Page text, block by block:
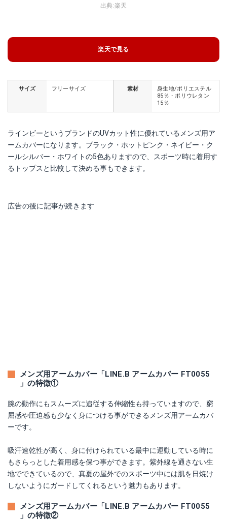
出典:楽天
楽天で見る
サイズ フリーサイズ 素材
身生地/ポリエステル
85％・ポリウレタン
15％
ラインビーというブランドのUVカット性に優れているメンズ用ア
ームカバーになります。ブラック・ホットピンク・ネイビー・ク
ールシルバー・ホワイトの5色ありますので、スポーツ時に着用す
るトップスと比較して決める事もできます。
広告の後に記事が続きます
メンズ用アームカバー「LINE.B アームカバー FT0055
」の特徴①
腕の動作にもスムーズに追従する伸縮性も持っていますので、窮
屈感や圧迫感も少なく身につける事ができるメンズ用アームカバ
ーです。
吸汗速乾性が高く、身に付けられている最中に運動している時に
もさらっとした着用感を保つ事ができます。紫外線を通さない生
地でできているので、真夏の屋外でのスポーツ中には肌を日焼け
しないようにガードしてくれるという魅力もあります。
メンズ用アームカバー「LINE.B アームカバー FT0055
」の特徴②